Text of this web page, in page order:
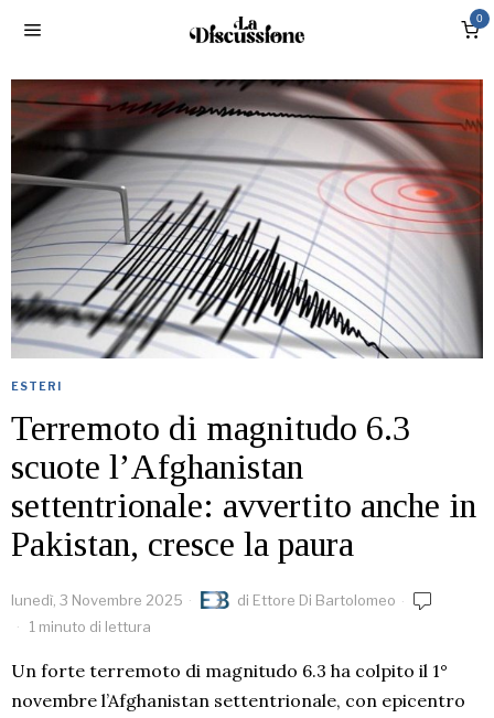
0
ESTERI
Terremoto di magnitudo 6.3
scuote l’Afghanistan
settentrionale: avvertito anche in
Pakistan, cresce la paura
lunedì, 3 Novembre 2025 di Ettore Di Bartolomeo
1 minuto di lettura
Un forte terremoto di magnitudo 6.3 ha colpito il 1°
novembre l’Afghanistan settentrionale, con epicentro